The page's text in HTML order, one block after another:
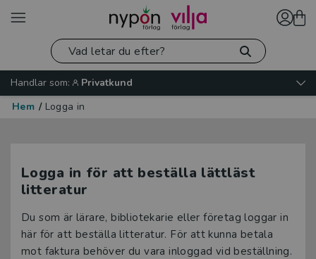
Handlar som:
Privatkund
Hem / Logga in
Logga in för att beställa lättläst
litteratur
Du som är lärare, bibliotekarie eller företag loggar in
här för att beställa litteratur. För att kunna betala
mot faktura behöver du vara inloggad vid beställning.